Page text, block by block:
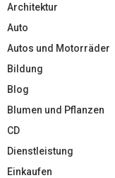
Architektur
Auto
Autos und Motorräder
Bildung
Blog
Blumen und Pflanzen
CD
Dienstleistung
Einkaufen